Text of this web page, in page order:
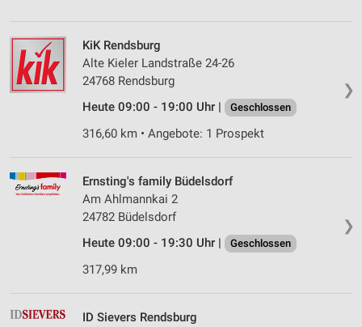
❯
KiK Rendsburg
Alte Kieler Landstraße 24-26
24768 Rendsburg
Heute 09:00 - 19:00 Uhr |
Geschlossen
316,60 km • Angebote: 1 Prospekt
❯
Ernsting's family Büdelsdorf
Am Ahlmannkai 2
24782 Büdelsdorf
Heute 09:00 - 19:30 Uhr |
Geschlossen
317,99 km
ID Sievers Rendsburg